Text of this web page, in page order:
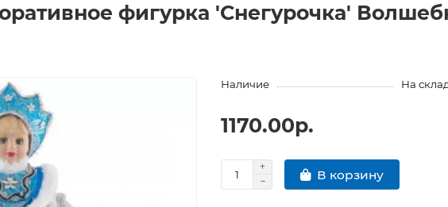
фигурка 'Снегурочка'
Наличие На
1170.00р.
В корзину